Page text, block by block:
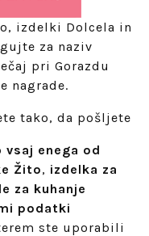
izdelki Dolcela in
za naziv
pri Gorazdu
nagrade.
tako, da pošljete
vsaj enega od
Žito, izdelka za
za kuhanje
podatki
ste uporabili